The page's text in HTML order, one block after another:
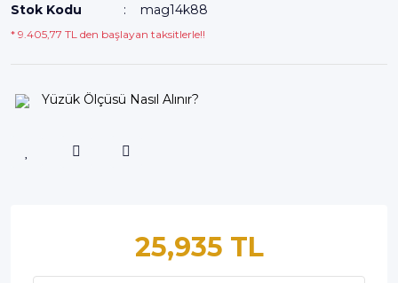
Stok Kodu
mag14k88
* 9.405,77 TL den başlayan taksitlerle!!
Yüzük Ölçüsü Nasıl Alınır?
25,935 TL